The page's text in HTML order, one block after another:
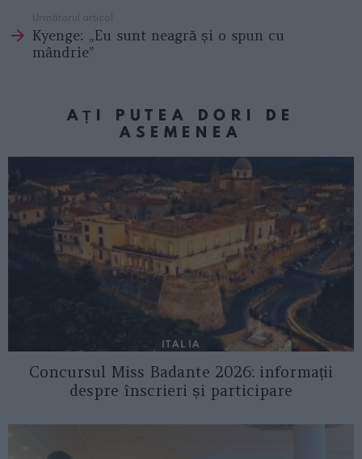
Următorul articol
Kyenge: „Eu sunt neagră și o spun cu
mândrie”
AȚI PUTEA DORI DE
ASEMENEA
ITALIA
Concursul Miss Badante 2026: informații
despre înscrieri și participare